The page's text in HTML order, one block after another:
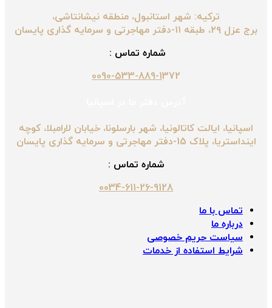
ترکیه: شهر استانبول، منطقه نیشانتاشی،
برج عزل ۲۹، طبقه ۱۱-دفتر مهاجرتی و سرمایه گذاری پایسان
شماره تماس :
0090-533-889-1372
اسپانیا، ایالت کاتالونیا، شهر بارسلونا، خیابان لارامبلا، کوچه
اینداستریا، پلاک 15-دفتر مهاجرتی و سرمایه گذاری پایسان
شماره تماس :
0034-611-26-9128
تماس با ما
درباره ما
سیاست حریم خصوصی
شرایط استفاده از خدمات